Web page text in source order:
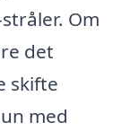
Om
det
skifte
med